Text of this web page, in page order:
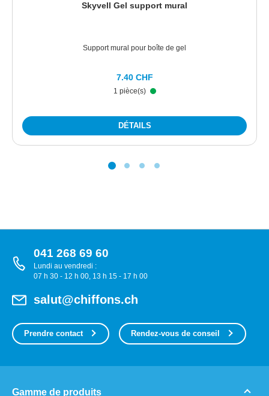
Skyvell Gel support mural
Support mural pour boîte de gel
1 pièce(s)
Prix régulier :
7.40 CHF
DÉTAILS
041 268 69 60
Lundi au vendredi :
07 h 30 - 12 h 00, 13 h 15 - 17 h 00
salut@chiffons.ch
Prendre contact Rendez-vous de conseil
Gamme de produits